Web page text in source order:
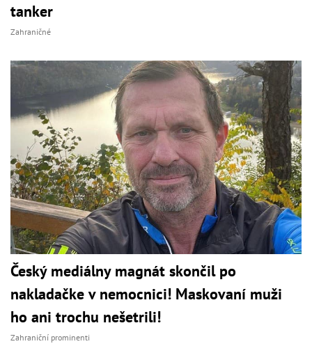
tanker
Zahraničné
Český mediálny magnát skončil po
nakladačke v nemocnici! Maskovaní muži
ho ani trochu nešetrili!
Zahraniční prominenti